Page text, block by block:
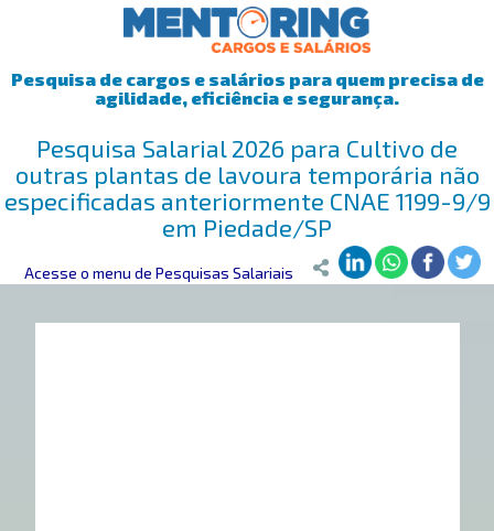
Pesquisa de cargos e salários para quem precisa de
agilidade, eficiência e segurança.
Pesquisa Salarial 2026 para Cultivo de
outras plantas de lavoura temporária não
especificadas anteriormente CNAE 1199-9/9
em Piedade/SP
Mentoring>Pesquisa Salarial>Piedade/SP >Cultivo de outras
Acesse o menu de Pesquisas Salariais